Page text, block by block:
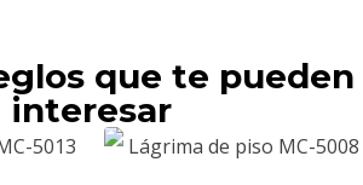
que te pueden
interesar